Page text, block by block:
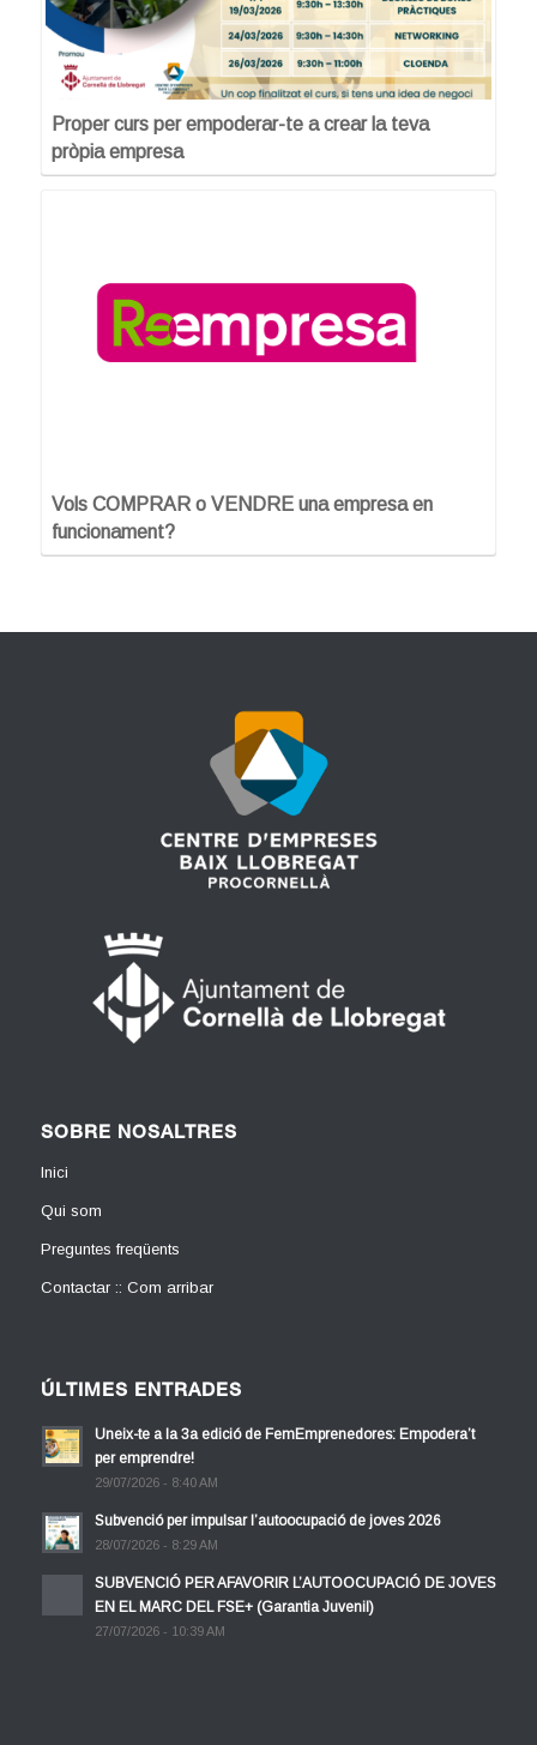
Proper curs per empoderar-te a crear la teva
pròpia empresa
Vols COMPRAR o VENDRE una empresa en
funcionament?
SOBRE NOSALTRES
Inici
Qui som
Preguntes freqüents
Contactar :: Com arribar
ÚLTIMES ENTRADES
Uneix-te a la 3a edició de FemEmprenedores: Empodera’t
per emprendre!
29/07/2026 - 8:40 AM
Subvenció per impulsar l’autoocupació de joves 2026
28/07/2026 - 8:29 AM
SUBVENCIÓ PER AFAVORIR L’AUTOOCUPACIÓ DE JOVES
EN EL MARC DEL FSE+ (Garantia Juvenil)
27/07/2026 - 10:39 AM